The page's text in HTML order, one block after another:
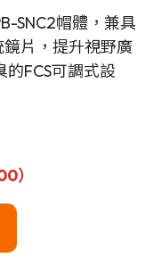
SNC2帽體，兼具
片，提升視野廣
FCS可調式設
）